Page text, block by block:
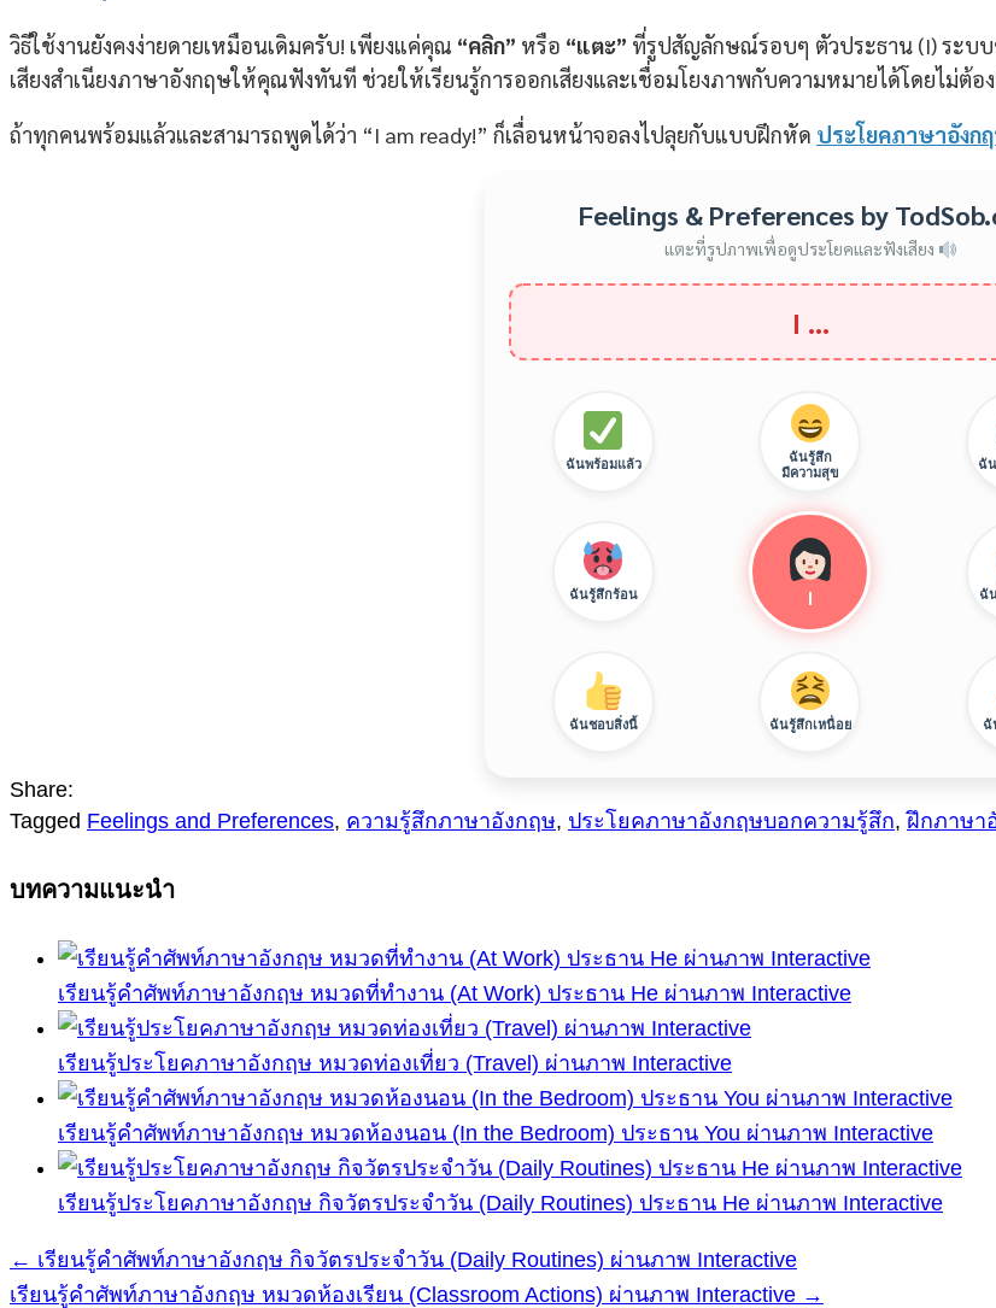
วิธีใช้งานยังคงง่ายดายเหมือนเดิมครับ! เพียงแค่คุณ “คลิก” หรือ “แตะ” ที่รูปสัญลักษณ์รอบๆ ตัวประธาน (I) ระบบ
เสียงสำเนียงภาษาอังกฤษให้คุณฟังทันที ช่วยให้เรียนรู้การออกเสียงและเชื่อมโยงภาพกับความหมายได้โดยไม่ต้อ
ถ้าทุกคนพร้อมแล้วและสามารถพูดได้ว่า “I am ready!” ก็เลื่อนหน้าจอลงไปลุยกับแบบฝึกหัด ประโยคภาษาอังก
Feelings & Preferences by
แตะที่รูปภาพเพื่อดูประโยคและฟังเสียง
I …
ฉันพร้อมแล้ว
ฉันรู้สึก
มีความสุข
ฉั
ฉันรู้สึกร้อน I ฉั
ฉันชอบสิ่งนี้ ฉันรู้สึกเหนื่อย ฉั
Share:
Tagged Feelings and Preferences, ความรู้สึกภาษาอังกฤษ, ประโยคภาษาอังกฤษบอกความรู้สึก,ฝึกภาษา
บทความแนะนำ
เรียนรู้คำศัพท์ภาษาอังกฤษ หมวดที่ทำงาน (At Work) ประธาน He ผ่านภาพ Interactive
เรียนรู้ประโยคภาษาอังกฤษ หมวดท่องเที่ยว (Travel) ผ่านภาพ Interactive
เรียนรู้คำศัพท์ภาษาอังกฤษ หมวดห้องนอน (In the Bedroom) ประธาน You ผ่านภาพ Interactive
เรียนรู้ประโยคภาษาอังกฤษ กิจวัตรประจำวัน (Daily Routines) ประธาน He ผ่านภาพ Interactive
แนะแนว
← เรียนรู้คำศัพท์ภาษาอังกฤษ กิจวัตรประจำวัน (Daily Routines) ผ่านภาพ Interactive
เรียนรู้คำศัพท์ภาษาอังกฤษ หมวดห้องเรียน (Classroom Actions) ผ่านภาพ Interactive →